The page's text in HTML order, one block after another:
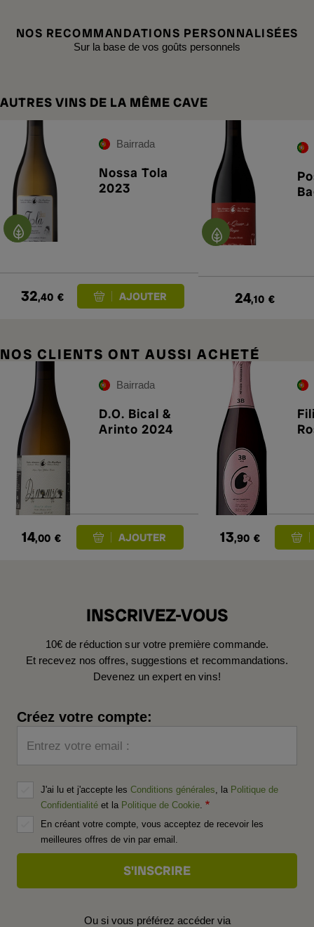
NOS RECOMMANDATIONS PERSONNALISÉES
Sur la base de vos goûts personnels
AUTRES VINS DE LA MÊME CAVE
Bairrada
Nossa Tola
2023
32,40 € 24,10 €
NOS CLIENTS ONT AUSSI ACHETÉ
Bairrada
D.O. Bical &
Arinto 2024
14,00 € 13,90 €
INSCRIVEZ-VOUS
10€ de réduction sur votre première commande.
Et recevez nos offres, suggestions et recommandations.
Devenez un expert en vins!
Créez votre compte:
Entrez votre email :
J'ai lu et j'accepte les Conditions générales , la Politique de
Confidentialité et la Politique de Cookie
En créant votre compte, vous acceptez de recevoir les
meilleures offres de vin par email.
Ou si vous préférez accéder via